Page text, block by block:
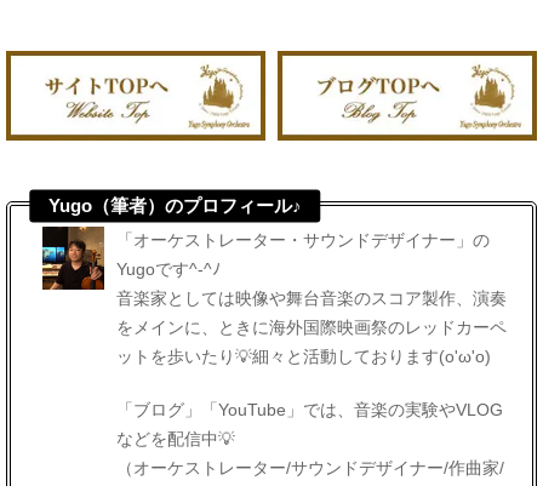
Yugo（筆者）のプロフィール♪
「オーケストレーター・サウンドデザイナー」の
Yugoです^-^ﾉ
音楽家としては映像や舞台音楽のスコア製作、演奏
をメインに、ときに海外国際映画祭のレッドカーペ
ットを歩いたり💡細々と活動しております(o'ω'o)
「ブログ」「YouTube」では、音楽の実験やVLOG
などを配信中💡
（オーケストレーター/サウンドデザイナー/作曲家/